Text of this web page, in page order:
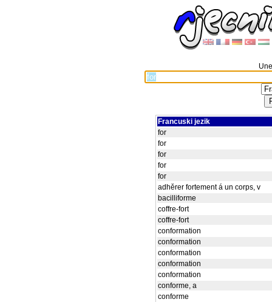
Francuski jezik
for
for
for
for
for
adhěrer fortement á un corps, v
bacilliforme
coffre-fort
coffre-fort
conformation
conformation
conformation
conformation
conformation
conforme, a
conforme